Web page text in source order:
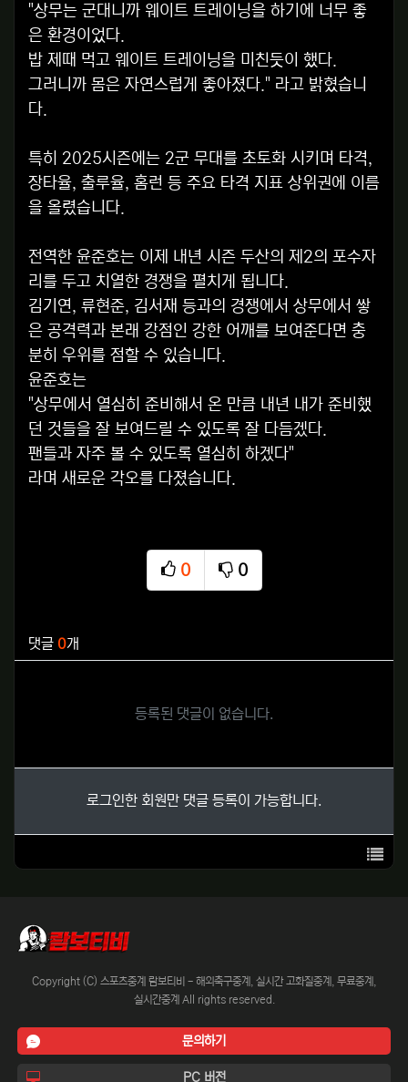
"상무는 군대니까 웨이트 트레이닝을 하기에 너무 좋
은 환경이었다.
밥 제때 먹고 웨이트 트레이닝을 미친듯이 했다.
그러니까 몸은 자연스럽게 좋아졌다." 라고 밝혔습니
다.
특히 2025시즌에는 2군 무대를 초토화 시키며 타격,
장타율, 출루율, 홈런 등 주요 타격 지표 상위권에 이름
을 올렸습니다.
전역한 윤준호는 이제 내년 시즌 두산의 제2의 포수자
리를 두고 치열한 경쟁을 펼치게 됩니다.
김기연, 류현준, 김서재 등과의 경쟁에서 상무에서 쌓
은 공격력과 본래 강점인 강한 어깨를 보여준다면 충
분히 우위를 점할 수 있습니다.
윤준호는
"상무에서 열심히 준비해서 온 만큼 내년 내가 준비했
던 것들을 잘 보여드릴 수 있도록 잘 다듬겠다.
팬들과 자주 볼 수 있도록 열심히 하겠다"
라며 새로운 각오를 다졌습니다.
0
추천
0
비추천
댓글 0개
등록된 댓글이 없습니다.
로그인한 회원만 댓글 등록이 가능합니다.
목록
Copyright (C) 스포츠중계 람보티비 - 해외축구중계, 실시간 고화질중계, 무료중계,
실시간중계 All rights reserved.
문의하기
PC 버전